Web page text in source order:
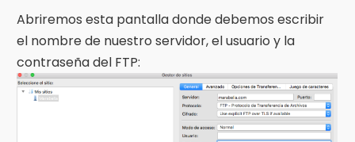
Abriremos esta pantalla donde debemos escribir
el nombre de nuestro servidor, el usuario y la
contraseña del FTP: